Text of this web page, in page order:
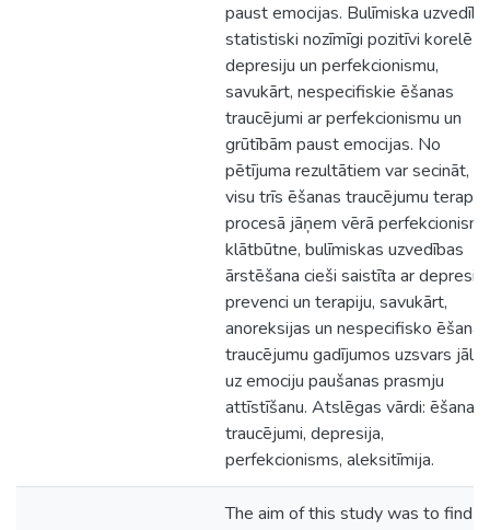
paust emocijas. Bulīmiska uzvedība
statistiski nozīmīgi pozitīvi korelē ar
depresiju un perfekcionismu,
savukārt, nespecifiskie ēšanas
traucējumi ar perfekcionismu un
grūtībām paust emocijas. No
pētījuma rezultātiem var secināt, ka
visu trīs ēšanas traucējumu
procesā jāņem vērā
klātbūtne, bulīmiskas uzvedības
ārstēšana cieši saistīta ar
prevenci un terapiju, savukārt,
anoreksijas un nespecifisko ēšanas
traucējumu gadījumos uzsvars
uz emociju paušanas prasmju
attīstīšanu. Atslēgas vārdi: ēšanas
traucējumi, depresija,
perfekcionisms, aleksitīmija.
The aim of this study was to find